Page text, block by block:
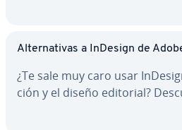
Al­te­r­na­ti­vas a InDesign de
¿Te sale muy caro usar
ción y el diseño editorial?